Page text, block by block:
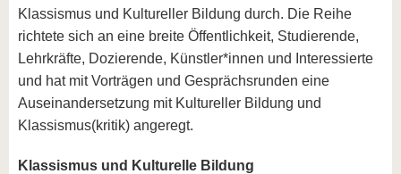
Klassismus und Kultureller Bildung durch. Die Reihe
richtete sich an eine breite Öffentlichkeit, Studierende,
Lehrkräfte, Dozierende, Künstler*innen und Interessierte
und hat mit Vorträgen und Gesprächsrunden eine
Auseinandersetzung mit Kultureller Bildung und
Klassismus(kritik) angeregt.
Klassismus und Kulturelle Bildung